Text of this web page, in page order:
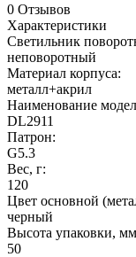
0 Отзывов
Характеристики
Светильник
неповоротный
Материал корпуса:
металл+акрил
Наименование
DL2911
Патрон:
G5.3
Вес, г:
120
Цвет основной
черный
Высота упаковки,
50